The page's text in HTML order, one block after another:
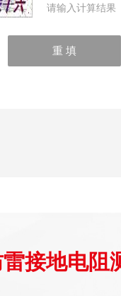
请输入计算结果
接地电阻